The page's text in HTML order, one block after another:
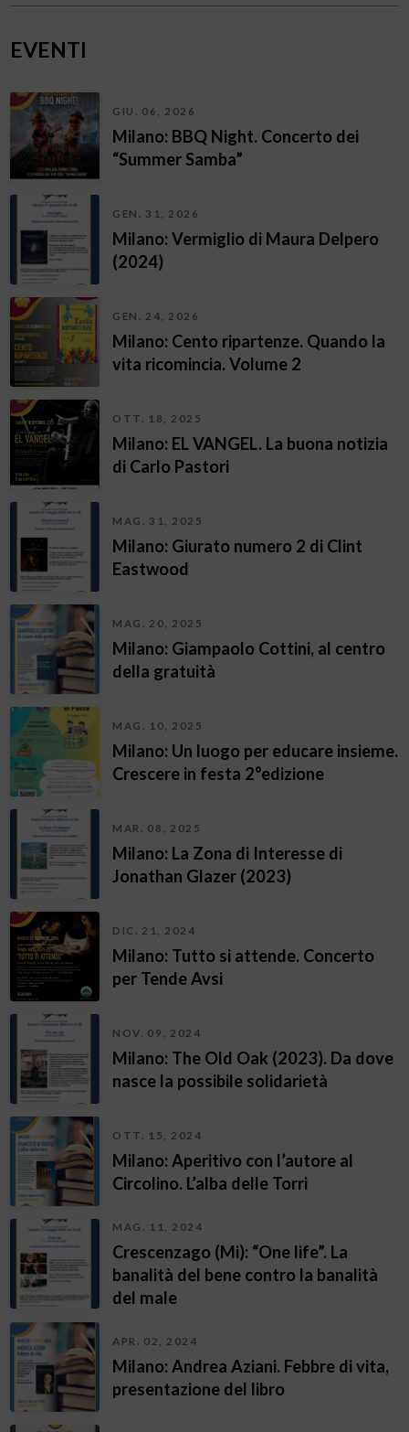
EVENTI
GIU. 06, 2026
Milano: BBQ Night. Concerto dei
“Summer Samba”
GEN. 31, 2026
Milano: Vermiglio di Maura Delpero
(2024)
GEN. 24, 2026
Milano: Cento ripartenze. Quando la
vita ricomincia. Volume 2
OTT. 18, 2025
Milano: EL VANGEL. La buona notizia
di Carlo Pastori
MAG. 31, 2025
Milano: Giurato numero 2 di Clint
Eastwood
MAG. 20, 2025
Milano: Giampaolo Cottini, al centro
della gratuità
MAG. 10, 2025
Milano: Un luogo per educare insieme.
Crescere in festa 2°edizione
MAR. 08, 2025
Milano: La Zona di Interesse di
Jonathan Glazer (2023)
DIC. 21, 2024
Milano: Tutto si attende. Concerto
per Tende Avsi
NOV. 09, 2024
Milano: The Old Oak (2023). Da dove
nasce la possibile solidarietà
OTT. 15, 2024
Milano: Aperitivo con l’autore al
Circolino. L’alba delle Torri
MAG. 11, 2024
Crescenzago (Mi): “One life”. La
banalità del bene contro la banalità
del male
APR. 02, 2024
Milano: Andrea Aziani. Febbre di vita,
presentazione del libro